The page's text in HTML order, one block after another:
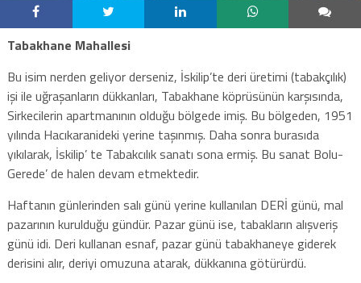
Tabakhane Mahallesi
Bu isim nerden geliyor derseniz, İskilip’te deri üretimi (tabakçılık)
işi ile uğraşanların dükkanları, Tabakhane köprüsünün karşısında,
Sirkecilerin apartmanının olduğu bölgede imiş. Bu bölgeden, 1951
yılında Hacıkaranideki yerine taşınmış. Daha sonra burasıda
yıkılarak, İskilip’ te Tabakcılık sanatı sona ermiş. Bu sanat Bolu-
Gerede’ de halen devam etmektedir.
Haftanın günlerinden salı günü yerine kullanılan DERİ günü, mal
pazarının kurulduğu gündür. Pazar günü ise, tabakların alışveriş
günü idi. Deri kullanan esnaf, pazar günü tabakhaneye giderek
derisini alır, deriyi omuzuna atarak, dükkanına götürürdü.